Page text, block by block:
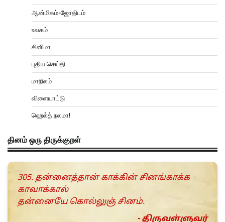
ஆன்மிகம்-ஜோதிடம்
உலகம்
சினிமா
புதிய செய்தி
மாநிலம்
விளையாட்டு
ஹெல்த் நலமா!
தினம் ஒரு திருக்குறள்
305. தன்னைத்தான் காக்கின் சினங்காக்க
காவாக்கால்
தன்னையே கொல்லுஞ் சினம்.
- திருவள்ளுவர்